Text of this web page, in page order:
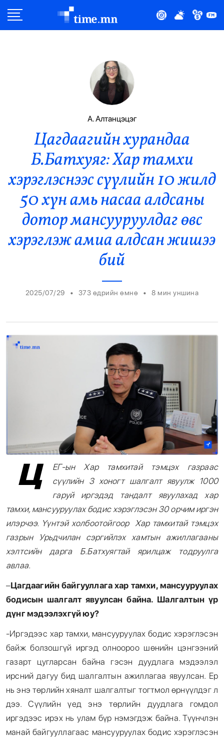
Эдийн Засаг
Нийтлэлчийн Булан
Эрүүл Мэнд
Орон Нутаг
Спорт
Энтертайнмент
Эрэн Сурвалжилга
А. Алтанцэцэг
Цагдаагийн хурандаа
Б.Батхуяг: Хар тамхи
хэрэглэснээс сүүлийн 10 жилд
50 хүн амь насаа алдсаны
дотор мансууруулдаг өвс
хэрэглэж амиа алдсан жишээ
бий
2025/07/29 • 373 өдрийн өмнө • 8 мин уншина
Ц
ЕГ-ын Хар тамхитай тэмцэх газраас
сүүлийн 3 хоногт шалгалт явуулж 1000
гаруй иргэдэд тандалт явуулахад хар
тамхи, мансууруулах бодис хэрэглэсэн 30 орчим иргэн
илэрчээ. Үүнтэй холбоотойгоор Хар тамхитай тэмцэх
газрын Урьдчилан сэргийлэх хамтын ажиллагааны
хэлтсийн дарга Б.Батхуягтай ярилцаж тодруулга
авлаа.
–Цагдаагийн байгууллага хар тамхи, мансууруулах
бодисын шалгалт явуулсан байна. Шалгалтын үр
дүнг мэдээлэхгүй юу?
-Иргэдээс хар тамхи, мансууруулах бодис хэрэглэсэн
байж болзошгүй иргэд олноороо шөнийн цэнгээний
газарт цугларсан байна гэсэн дуудлага мэдээлэл
ирсний дагуу бид шалгалтын ажиллагаа явуулсан. Ер
нь энэ төрлийн хяналт шалгалтыг тогтмол өрнүүлдэг л
дээ. Сүүлийн үед энэ төрлийн дуудлага гомдол
иргэдээс ирэх нь улам бүр нэмэгдэж байна. Түүнчлэн
манай байгууллагаас мансууруулах бодис хэрэглэсэн